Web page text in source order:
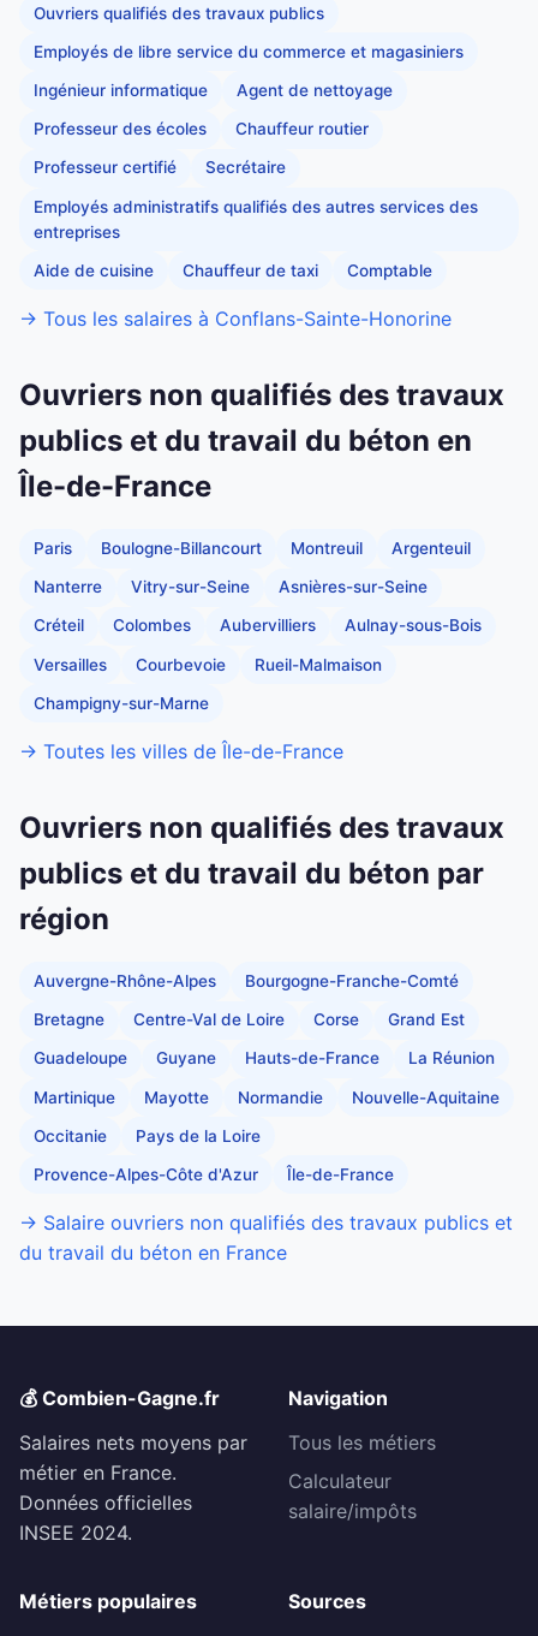
Ouvriers qualifiés des travaux publics
Employés de libre service du commerce et magasiniers
Ingénieur informatique Agent de nettoyage
Professeur des écoles Chauffeur routier
Professeur certifié Secrétaire
Employés administratifs qualifiés des autres services des
entreprises
Aide de cuisine Chauffeur de taxi Comptable
→ Tous les salaires à Conflans-Sainte-Honorine
Ouvriers non qualifiés des travaux
publics et du travail du béton en
Île-de-France
Paris Boulogne-Billancourt Montreuil Argenteuil
Nanterre Vitry-sur-Seine Asnières-sur-Seine
Créteil Colombes Aubervilliers Aulnay-sous-Bois
Versailles Courbevoie Rueil-Malmaison
Champigny-sur-Marne
→ Toutes les villes de Île-de-France
Ouvriers non qualifiés des travaux
publics et du travail du béton par
région
Auvergne-Rhône-Alpes Bourgogne-Franche-Comté
Bretagne Centre-Val de Loire Corse Grand Est
Guadeloupe Guyane Hauts-de-France La Réunion
Martinique Mayotte Normandie Nouvelle-Aquitaine
Occitanie Pays de la Loire
Provence-Alpes-Côte d'Azur Île-de-France
→ Salaire ouvriers non qualifiés des travaux publics et
du travail du béton en France
💰 Combien-Gagne.fr
Salaires nets moyens par
métier en France.
Données officielles
INSEE 2024.
Navigation
Tous les métiers
Calculateur
salaire/impôts
Métiers populaires
Sources